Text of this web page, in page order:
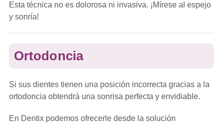
Esta técnica no es dolorosa ni invasiva. ¡Mírese al espejo
y sonría!
Ortodoncia
Si sus dientes tienen una posición incorrecta gracias a la
ortodoncia obtendrá una sonrisa perfecta y envidiable.
En Dentix podemos ofrecerle desde la solución